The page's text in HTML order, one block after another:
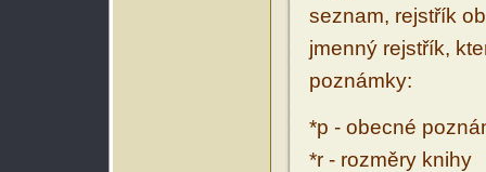
seznam, rejstřík
jmenný rejstřík,
poznámky:
*p - obecné
*r - rozměry knihy